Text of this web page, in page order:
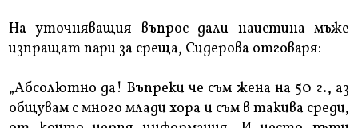
На уточняващия въпрос дали наистина мъже
изпращат пари за среща, Сидерова отговаря:
„Абсолютно да! Въпреки че съм жена на 50 г., аз
общувам с много млади хора и съм в такива среди,